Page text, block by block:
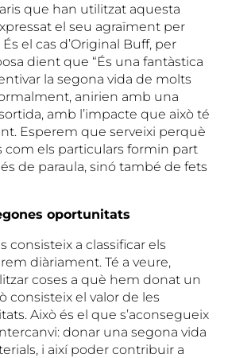
que han utilitzat aquesta
el seu agraïment per
el cas d’Original Buff, per
dient que “És una fantàstica
la segona vida de molts
anirien amb una
amb l’impacte que això té
Esperem que serveixi perquè
com els particulars formin part
de paraula, sinó també de fets
oportunitats
consisteix a classificar els
diàriament. Té a veure,
coses a què hem donat un
consisteix el valor de les
Això és el que s’aconsegueix
donar una segona vida
i així poder contribuir a